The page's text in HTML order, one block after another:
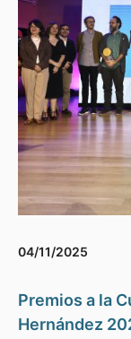
04/11/2025
Premios a la
Hernández